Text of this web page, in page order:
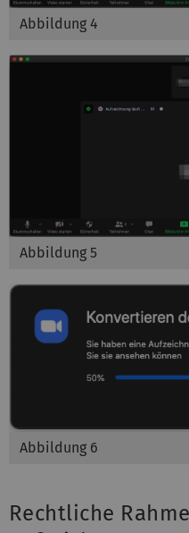
Abbildung 4
Abbildung 5
Abbildung 6
Rechtliche